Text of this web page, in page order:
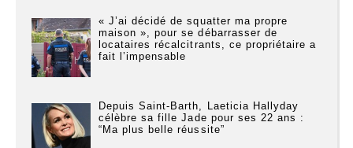
« J’ai décidé de squatter ma propre
maison », pour se débarrasser de
locataires récalcitrants, ce propriétaire a
fait l’impensable
Depuis Saint-Barth, Laeticia Hallyday
célèbre sa fille Jade pour ses 22 ans :
“Ma plus belle réussite”